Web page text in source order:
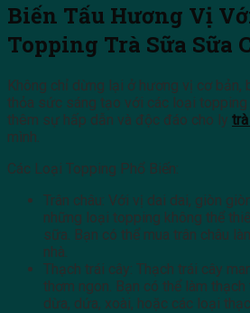
Biến Tấu Hương Vị
Topping Trà Sữa Sữa
Không chỉ dừng lại ở hương vị cơ bản,
thỏa sức sáng tạo với các loại topping
thêm sự hấp dẫn và độc đáo cho ly
mình.
Các Loại Topping Phổ Biến:
Trân châu: Với vị dai dai, giòn
những loại topping không thể
sữa. Bạn có thể mua trân châu
nhà.
Thạch trái cây: Thạch trái cây
thơm ngon. Bạn có thể làm
dừa, dứa, xoài, hoặc các loại